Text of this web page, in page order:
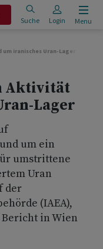
Suche Login Menu
iranisches Uran-Lager
Aktivität
Lager
um ein
umstrittene
Uran
der
(IAEA),
in Wien